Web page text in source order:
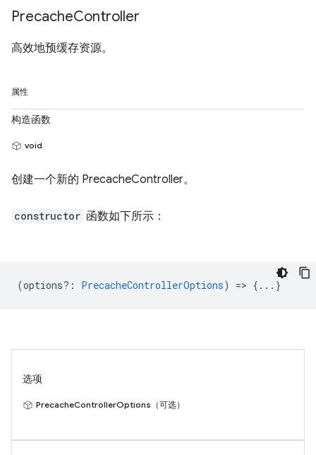
PrecacheController
高效地预缓存资源。
属性
构造函数
void
创建一个新的 PrecacheController。
constructor 函数如下所示：
(options? : PrecacheControllerOptions) => {...}
选项
PrecacheControllerOptions（可选）